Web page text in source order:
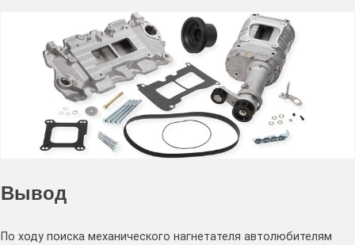
Вывод
По ходу поиска механического нагнетателя автолюбителям